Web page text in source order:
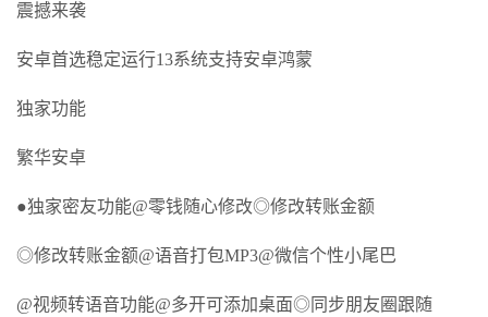
震撼来袭
安卓首选稳定运行13系统支持安卓鸿蒙
独家功能
繁华安卓
●独家密友功能@零钱随心修改◎修改转账金额
◎修改转账金额@语音打包MP3@微信个性小尾巴
@视频转语音功能@多开可添加桌面◎同步朋友圈跟随